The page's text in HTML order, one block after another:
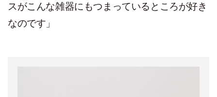
スがこんな雑器にもつまっているところが好き
なのです」